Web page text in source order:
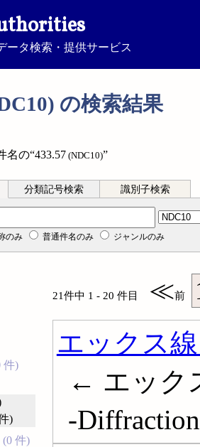
ータ検索・提供サービス
の検索結果
名の“433.57 (NDC10)”
分類記号検索 識別子検索
のみ 普通件名のみ ジャンルのみ
件)
)
件)
21件中 1 - 20 件目 ≪前
エックス
← エック
-Diffraction